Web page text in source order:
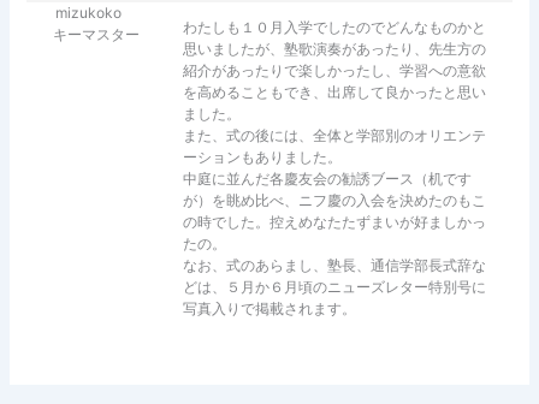
mizukoko
キーマスター
わたしも１０月入学でしたのでどんなものかと
思いましたが、塾歌演奏があったり、先生方の
紹介があったりで楽しかったし、学習への意欲
を高めることもでき、出席して良かったと思い
ました。
また、式の後には、全体と学部別のオリエンテ
ーションもありました。
中庭に並んだ各慶友会の勧誘ブース（机です
が）を眺め比べ、ニフ慶の入会を決めたのもこ
の時でした。控えめなたたずまいが好ましかっ
たの。
なお、式のあらまし、塾長、通信学部長式辞な
どは、５月か６月頃のニューズレター特別号に
写真入りで掲載されます。